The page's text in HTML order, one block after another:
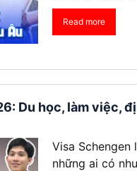
Read more
Du học, làm việc,
Visa
những ai có